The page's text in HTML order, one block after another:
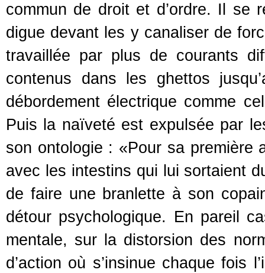
commun de droit et d’ordre. Il se
digue devant les y canaliser de
travaillée par plus de courants
contenus dans les ghettos
débordement électrique comme
Puis la naïveté est expulsée par
son ontologie : «Pour sa
avec les intestins qui lui sortaient
de faire une branlette à son
détour psychologique. En pareil
mentale, sur la distorsion des
d’action où s’insinue chaque fois